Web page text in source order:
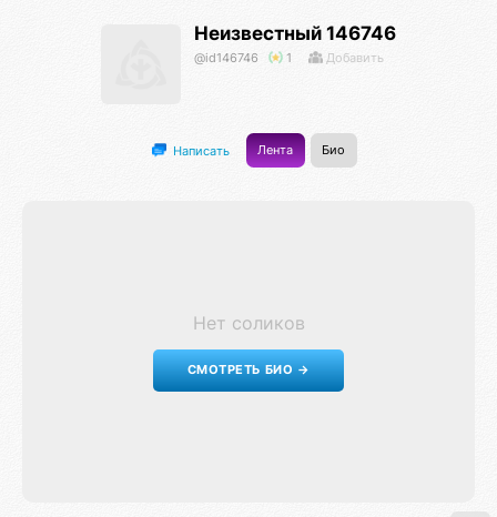
Неизвестный 146746
@id146746 1 Добавить
Написать Лента Био
Нет соликов
СМОТРЕТЬ БИО →